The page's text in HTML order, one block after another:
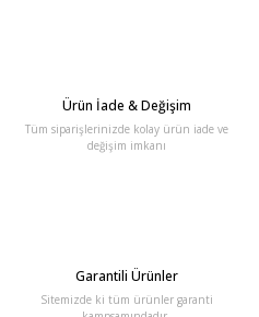
Ürün İade & Değişim
Tüm siparişlerinizde kolay ürün iade ve
değişim imkanı
Garantili Ürünler
Sitemizde ki tüm ürünler garanti